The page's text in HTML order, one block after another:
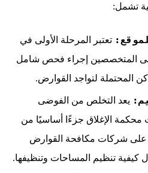
تشمل:
تعتبر المرحلة الأولى في
المتخصصين إجراء فحص شامل
المحتملة لتواجد القوارض.
يعد التخلص من الفوضى
محكمة الإغلاق جزءًا أساسيًا من
على شركات مكافحة القوارض
كيفية تنظيم المساحات وتنظيفها.